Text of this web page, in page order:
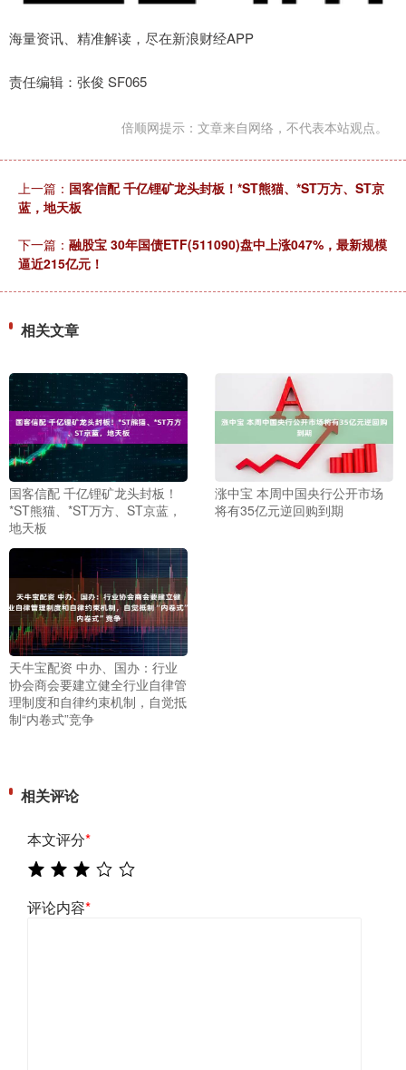
海量资讯、精准解读，尽在新浪财经APP
责任编辑：张俊 SF065
倍顺网提示：文章来自网络，不代表本站观点。
上一篇： 国客信配 千亿锂矿龙头封板！*ST熊猫、*ST万方、ST京
蓝，地天板
下一篇： 融股宝 30年国债ETF(511090)盘中上涨047%，最新规模
逼近215亿元！
相关文章
国客信配 千亿锂矿龙头封板！
*ST熊猫、*ST万方、ST京蓝，
地天板
涨中宝 本周中国央行公开市场
将有35亿元逆回购到期
天牛宝配资 中办、国办：行业
协会商会要建立健全行业自律管
理制度和自律约束机制，自觉抵
制“内卷式”竞争
相关评论
本文评分*
评论内容*